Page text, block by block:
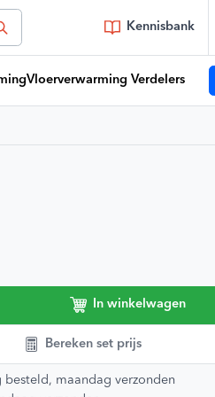
Kennisbank
🔥
Vloerverwarming Verdelers
In winkelwagen
Bereken set prijs
besteld, maandag verzonden